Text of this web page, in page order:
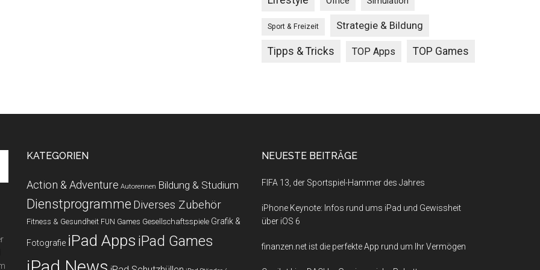
Sport & Freizeit Strategie & Bildung
Tipps & Tricks TOP Apps TOP Games
KATEGORIEN
Action & Adventure Autorennen Bildung & Studium
Dienstprogramme Diverses Zubehör
Fitness & Gesundheit FUN Games Gesellschaftsspiele Grafik &
Fotografie iPad Apps iPad Games
NEUESTE BEITRÄGE
FIFA 13, der Sportspiel-Hammer des Jahres
iPhone Keynote: Infos rund ums iPad und Gewissheit
über iOS 6
finanzen.net ist die perfekte App rund um Ihr Vermögen